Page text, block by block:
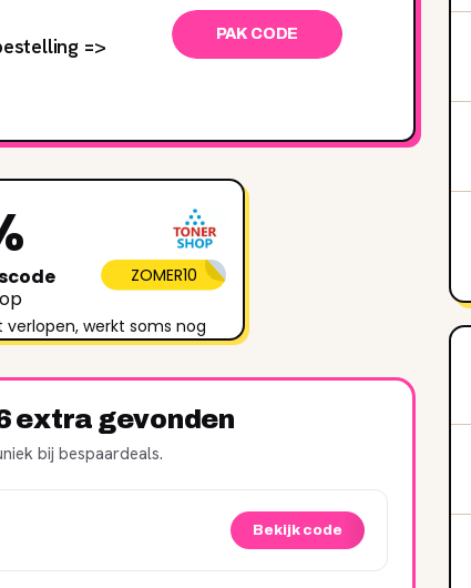
=>
PAK CODE
ZOMER10
verlopen, werkt soms nog
extra gevonden
bij bespaardeals.
Bekijk code